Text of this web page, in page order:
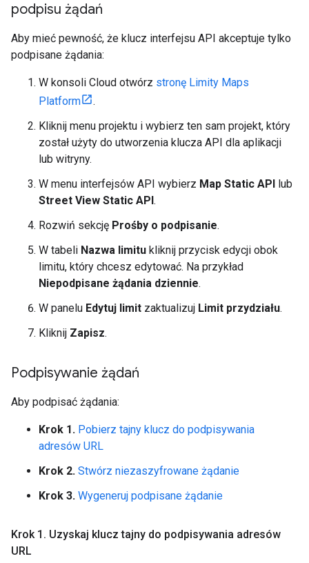
podpisu żądań
Aby mieć pewność, że klucz interfejsu API akceptuje tylko
podpisane żądania:
W konsoli Cloud otwórz stronę Limity Maps
Platform
.
Kliknij menu projektu i wybierz ten sam projekt, który
został użyty do utworzenia klucza API dla aplikacji
lub witryny.
W menu interfejsów API wybierz Map Static API lub
Street View Static API.
Rozwiń sekcję Prośby o podpisanie.
W tabeli Nazwa limitu kliknij przycisk edycji obok
limitu, który chcesz edytować. Na przykład
Niepodpisane żądania dziennie.
W panelu Edytuj limit zaktualizuj Limit przydziału.
Kliknij Zapisz.
Podpisywanie żądań
Aby podpisać żądania:
Krok 1. Pobierz tajny klucz do podpisywania
adresów URL
Krok 2. Stwórz niezaszyfrowane żądanie
Krok 3. Wygeneruj podpisane żądanie
Krok 1 . Uzyskaj klucz tajny do podpisywania adresów
URL